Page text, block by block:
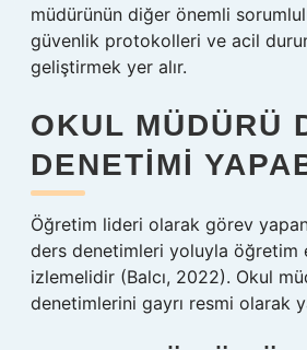
müdürünün diğer önemli
güvenlik protokolleri ve acil
geliştirmek yer alır.
OKUL MÜDÜRÜ
DENETIMI
Öğretim lideri olarak görev
ders denetimleri yoluyla öğretim
izlemelidir (Balcı, 2022). Okul
denetimlerini gayrı resmi olarak